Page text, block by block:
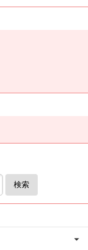
検索